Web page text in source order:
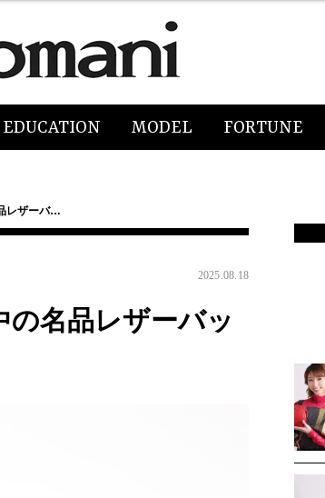
EDUCATION MODEL FORTUNE
レザーバ…
2025.08.18
名品レザーバッ